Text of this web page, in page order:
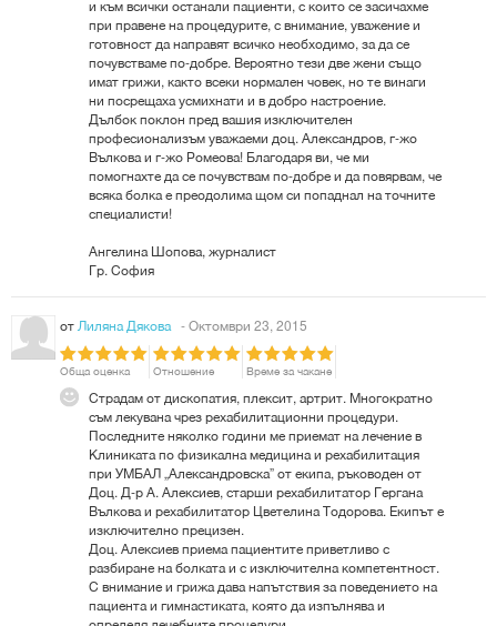
и към всички останали пациенти, с които се засичахме
при правене на процедурите, с внимание, уважение и
готовност да направят всичко необходимо, за да се
почувстваме по-добре. Вероятно тези две жени също
имат грижи, както всеки нормален човек, но те винаги
ни посрещаха усмихнати и в добро настроение.
Дълбок поклон пред вашия изключителен
професионализъм уважаеми доц. Александров, г-жо
Вълкова и г-жо Ромеова! Благодаря ви, че ми
помогнахте да се почувствам по-добре и да повярвам, че
всяка болка е преодолима щом си попаднал на точните
специалисти!
Ангелина Шопова, журналист
Гр. София
от Лиляна Дякова - Октомври 23, 2015
Обща оценка Отношение Време за чакане
Страдам от дископатия, плексит, артрит. Многократно
съм лекувана чрез рехабилитационни процедури.
Последните няколко години ме приемат на лечение в
Клиниката по физикална медицина и рехабилитация
при УМБАЛ „Александровска” от екипа, ръководен от
Доц. Д-р А. Алексиев, старши рехабилитатор Гергана
Вълкова и рехабилитатор Цветелина Тодорова. Екипът е
изключително прецизен.
Доц. Алексиев приема пациентите приветливо с
разбиране на болката и с изключителна компетентност.
С внимание и грижа дава напътствия за поведението на
пациента и гимнастиката, която да изпълнява и